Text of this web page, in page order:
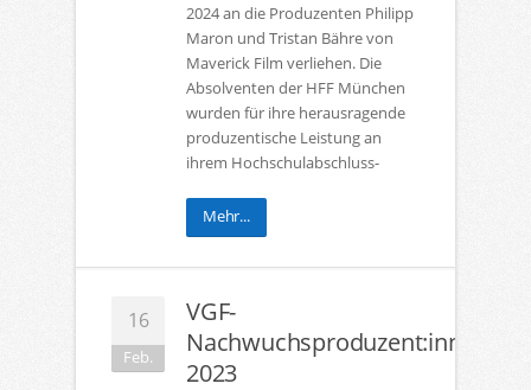
2024 an die Produzenten Philipp
Maron und Tristan Bähre von
Maverick Film verliehen. Die
Absolventen der HFF München
wurden für ihre herausragende
produzentische Leistung an
ihrem Hochschulabschluss-
Mehr...
16
Feb.
VGF-
2023